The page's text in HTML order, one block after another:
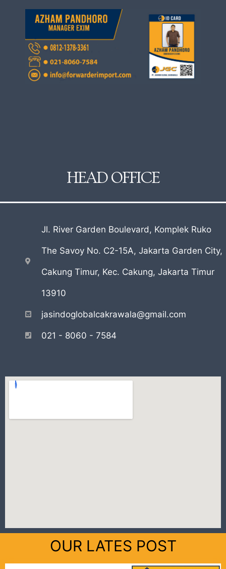
HEAD OFFICE
Jl. River Garden Boulevard, Komplek Ruko
The Savoy No. C2-15A, Jakarta Garden City,
Cakung Timur, Kec. Cakung, Jakarta Timur
13910
jasindoglobalcakrawala@gmail.com
021 - 8060 - 7584
OUR LATES POST